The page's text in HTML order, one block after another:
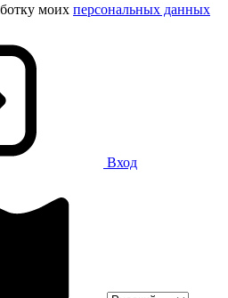
моих персональных данных
Вход